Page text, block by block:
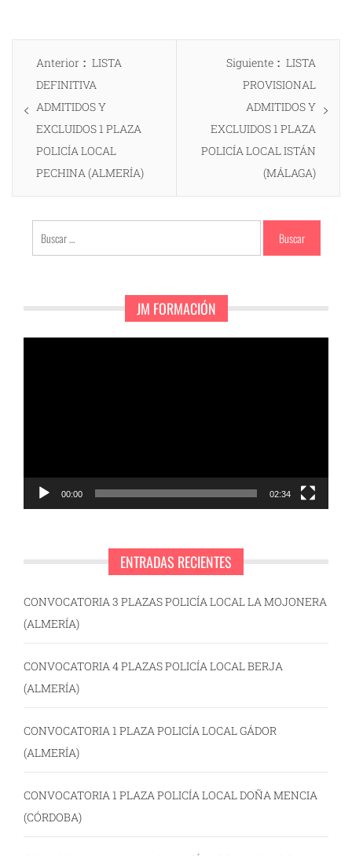
Navegación
entradas
Anterior
Entrada
anterior:
LISTA
DEFINITIVA
ADMITIDOS Y
EXCLUIDOS 1 PLAZA
POLICÍA LOCAL
PECHINA (ALMERÍA)
Siguiente
Entrada
siguiente:
LISTA
PROVISIONAL
ADMITIDOS Y
EXCLUIDOS 1 PLAZA
POLICÍA LOCAL ISTÁN
(MÁLAGA)
Buscar:
JM FORMACIÓN
00:00 02:34
ENTRADAS RECIENTES
CONVOCATORIA 3 PLAZAS POLICÍA LOCAL LA MOJONERA
(ALMERÍA)
CONVOCATORIA 4 PLAZAS POLICÍA LOCAL BERJA
(ALMERÍA)
CONVOCATORIA 1 PLAZA POLICÍA LOCAL GÁDOR
(ALMERÍA)
CONVOCATORIA 1 PLAZA POLICÍA LOCAL DOÑA MENCIA
(CÓRDOBA)